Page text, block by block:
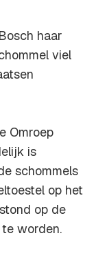
haar
viel
Omroep
is
schommels
op het
op de
worden.